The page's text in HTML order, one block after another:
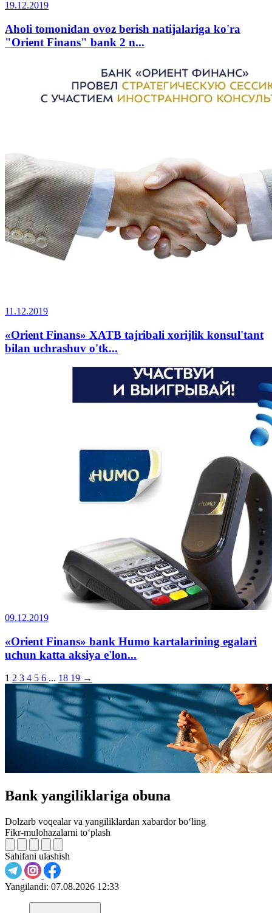
19.12.2019
Aholi tomonidan ovoz berish natijalariga ko'ra
"Orient Finans" bank 2 n...
11.12.2019
«Orient Finans» XATB tajribali xorijlik konsul'tant
bilan uchrashuv o'tk...
09.12.2019
«Orient Finans» bank Humo kartalarining egalari
uchun katta aksiya e'lon...
1 2 3 4 5 6 ... 18 19 →
Bank yangiliklariga obuna
Dolzarb voqealar va yangiliklardan xabardor bo‘ling
Fikr-mulohazalarni to‘plash
Sahifani ulashish
Yangilandi: 07.08.2026 12:33